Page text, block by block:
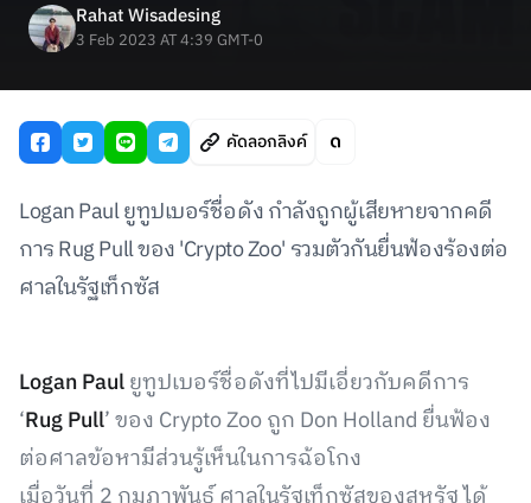
Rahat Wisadesing
3 Feb 2023 AT 4:39 GMT-0
คัดลอกลิงค์
Logan Paul ยูทูปเบอร์ชื่อดัง กำลังถูกผู้เสียหายจากคดี
การ Rug Pull ของ 'Crypto Zoo' รวมตัวกันยื่นฟ้องร้องต่อ
ศาลในรัฐเท็กซัส
Logan Paulยูทูปเบอร์ชื่อดังที่ไปมีเอี่ยวกับคดีการ
‘Rug Pull’ ของ Crypto Zoo ถูก Don Holland ยื่นฟ้อง
ต่อศาลข้อหามีส่วนรู้เห็นในการฉ้อโกง